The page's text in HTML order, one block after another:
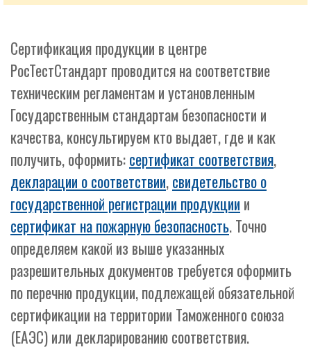
Сертификация продукции в центре
РосТестСтандарт проводится на соответствие
техническим регламентам и установленным
Государственным стандартам безопасности и
качества, консультируем кто выдает, где и как
получить, оформить:сертификат соответствия,
декларации о соответствии,свидетельство о
государственной регистрации продукции и
сертификат на пожарную безопасность. Точно
определяем какой из выше указанных
разрешительных документов требуется оформить
по перечню продукции, подлежащей обязательной
сертификации на территории Таможенного союза
(ЕАЭС) или декларированию соответствия.